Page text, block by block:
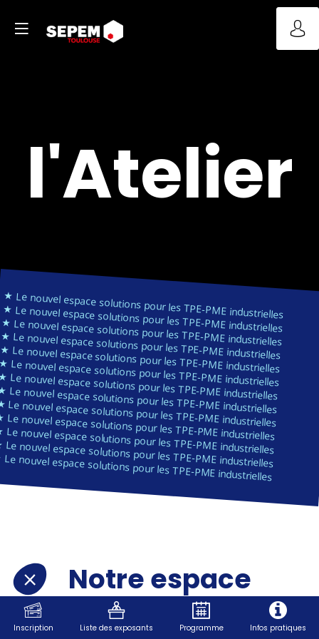
l'Atelier
★ Le nouvel espace solutions pour les TPE-PME industrielles
★ Le nouvel espace solutions pour les TPE-PME industrielles
★ Le nouvel espace solutions pour les TPE-PME industrielles
★ Le nouvel espace solutions pour les TPE-PME industrielles
★ Le nouvel espace solutions pour les TPE-PME industrielles
Le nouvel espace solutions pour les TPE-PME industrielles
Le nouvel espace solutions pour les TPE-PME industrielles
nouvel espace solutions pour les TPE-PME industrielles
nouvel espace solutions pour les TPE-PME industrielles
nouvel espace solutions pour les TPE-PME industrielles
nouvel espace solutions pour les TPE-PME industrielles
nouvel espace solutions pour les TPE-PME industrielles
nouvel espace solutions pour les TPE-PME industrielles
Notre espace
L’Atelier arrive
Inscription Liste des exposants Programme Infos pratiques